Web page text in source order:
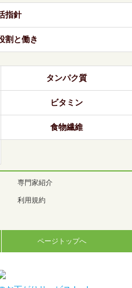
指針
割と働き
タンパク質
ビタミン
食物繊維
専門家紹介
利用規約
ページトップへ